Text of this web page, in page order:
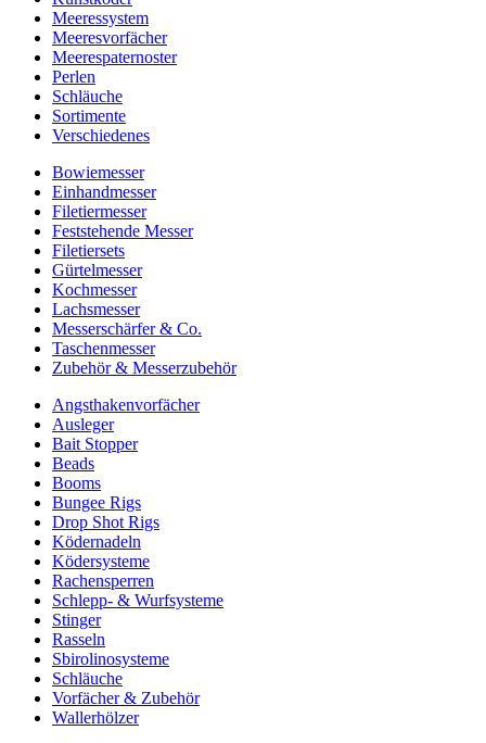
Meeressystem
Meeresvorfächer
Meerespaternoster
Perlen
Schläuche
Sortimente
Verschiedenes
Bowiemesser
Einhandmesser
Filetiermesser
Feststehende Messer
Filetiersets
Gürtelmesser
Kochmesser
Lachsmesser
Messerschärfer & Co.
Taschenmesser
Zubehör & Messerzubehör
Angsthakenvorfächer
Ausleger
Bait Stopper
Beads
Booms
Bungee Rigs
Drop Shot Rigs
Ködernadeln
Ködersysteme
Rachensperren
Schlepp- & Wurfsysteme
Stinger
Rasseln
Sbirolinosysteme
Schläuche
Vorfächer & Zubehör
Wallerhölzer